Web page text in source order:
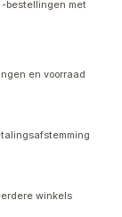
bestellingen met
en voorraad
winkels